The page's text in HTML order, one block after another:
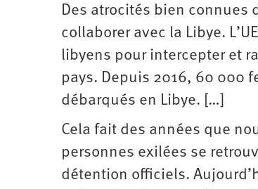
Des atrocités bien connues
collaborer avec la Libye.
libyens pour intercepter et
pays. Depuis 2016, 60 000
débarqués en Libye. […]
Cela fait des années que
personnes exilées se
détention officiels.